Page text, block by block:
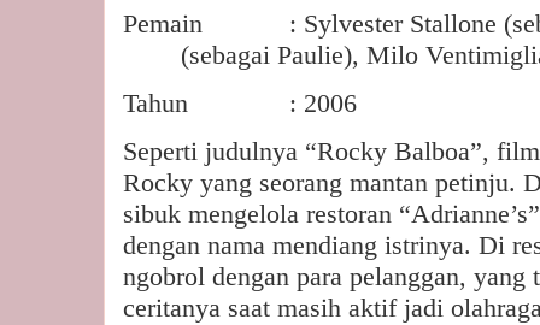
Pemain
: Sylvester Stallone
(sebagai Paulie), Milo
Tahun
: 2006
Seperti judulnya “Rocky Balboa”,
Rocky yang seorang mantan petinju.
sibuk mengelola restoran
dengan nama mendiang istrinya. Di
ngobrol dengan para pelanggan, yang
ceritanya saat masih aktif jadi